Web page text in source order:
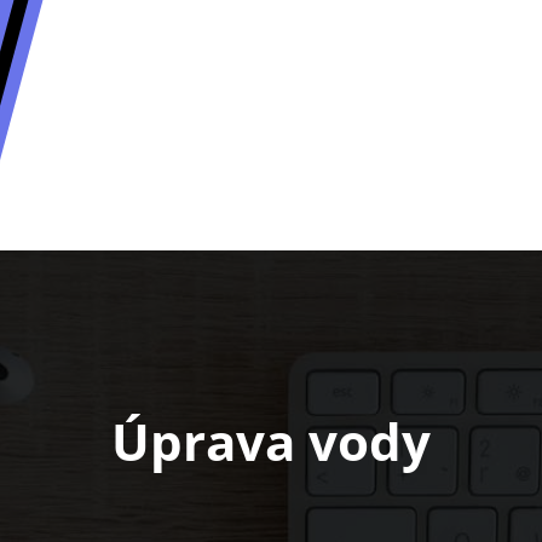
Úprava vody